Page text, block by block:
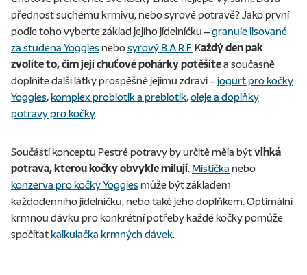
přednost suchému krmivu, nebo syrové potravě? Jako první
podle toho vyberte základ jejího jídelníčku –granule lisované
za studena Yoggiesnebosyrový B.A.R.F. Každý den pak
zvolíte to, čím její chuťové pohárky potěšítea současně
doplníte další látky prospěšné jejímu zdraví –jogurt pro kočky
Yoggies,komplex probiotik a prebiotik,oleje a doplňky
potravy pro kočky.
Součástí konceptu Pestré potravy by určitě měla býtvlhká
potrava, kterou kočky obvykle milují.Mistička nebo
konzerva pro kočky Yoggiesmůže být základem
každodenního jídelníčku, nebo také jeho doplňkem. Optimální
krmnou dávku pro konkrétní potřeby každé kočky pomůže
spočítatkalkulačka krmných dávek.